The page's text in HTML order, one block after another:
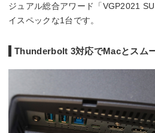
ジュアル総合アワード「VGP2021
イスペックな1台です。
Thunderbolt 3対応でMacとスム